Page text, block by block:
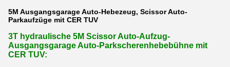
5M Ausgangsgarage Auto-Hebezeug, Scissor Auto-
Parkaufzüge mit CER TUV
3T hydraulische 5M Scissor Auto-Aufzug-
Ausgangsgarage Auto-Parkscherenhebebühne mit
CER TUV: